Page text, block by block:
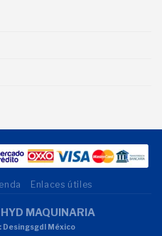
Enlaces útiles
HYD MAQUINARIA
México